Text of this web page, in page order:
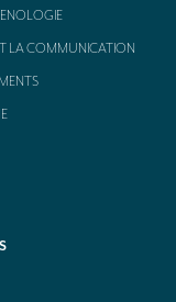
LA COMMUNICATION